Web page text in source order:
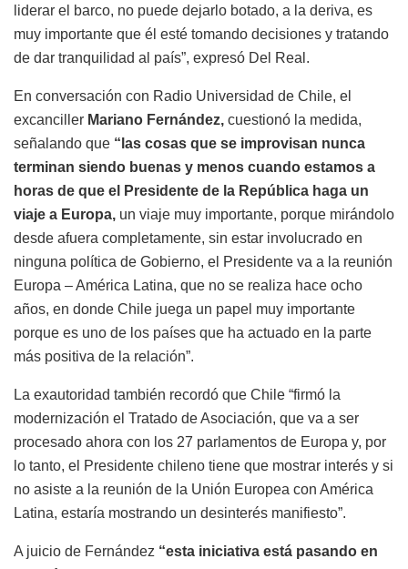
liderar el barco, no puede dejarlo botado, a la deriva, es
muy importante que él esté tomando decisiones y tratando
de dar tranquilidad al país”, expresó Del Real.
En conversación con Radio Universidad de Chile, el
excanciller Mariano Fernández, cuestionó la medida,
señalando que “las cosas que se improvisan nunca
terminan siendo buenas y menos cuando estamos a
horas de que el Presidente de la República haga un
viaje a Europa, un viaje muy importante, porque mirándolo
desde afuera completamente, sin estar involucrado en
ninguna política de Gobierno, el Presidente va a la reunión
Europa – América Latina, que no se realiza hace ocho
años, en donde Chile juega un papel muy importante
porque es uno de los países que ha actuado en la parte
más positiva de la relación”.
La exautoridad también recordó que Chile “firmó la
modernización el Tratado de Asociación, que va a ser
procesado ahora con los 27 parlamentos de Europa y, por
lo tanto, el Presidente chileno tiene que mostrar interés y si
no asiste a la reunión de la Unión Europea con América
Latina, estaría mostrando un desinterés manifiesto”.
A juicio de Fernández “esta iniciativa está pasando en